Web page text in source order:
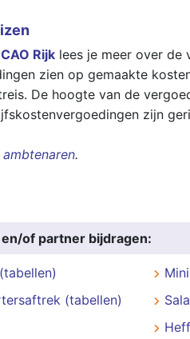
Rijk lees je meer over de
zien op gemaakte
De hoogte van de
zijn
.
of partner bijdragen:
(tabellen)